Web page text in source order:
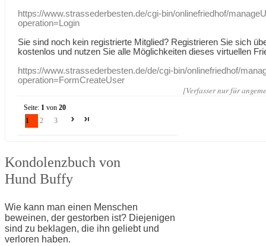
https://www.strassederbesten.de/cgi-bin/onlinefriedhof/
operation=Login
Sie sind noch kein registrierte Mitglied? Registrieren Sie sich
kostenlos und nutzen Sie alle Möglichkeiten dieses virtuellen
https://www.strassederbesten.de/de/cgi-bin/onlinefriedhof/
operation=FormCreateUser
[Verfasser nur für
Seite: 1 von20
1
2 3
Kondolenzbuch von
Hund Buffy
Wie kann man einen Menschen
beweinen, der gestorben ist? Diejenigen
sind zu beklagen, die ihn geliebt und
verloren haben.